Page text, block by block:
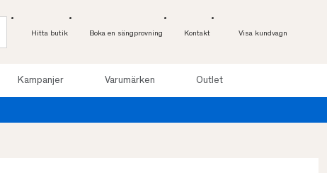
Hitta butik Boka en sängprovning Kontakt Visa kundvagn
Kampanjer Varumärken Outlet